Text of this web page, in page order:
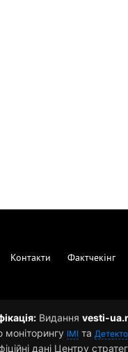
Контакти Фактчекінг
Видання vesti-
ІМІ та
дані Центру